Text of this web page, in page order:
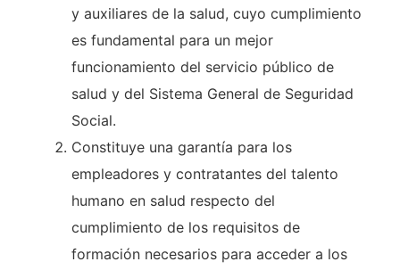
y auxiliares de la salud, cuyo cumplimiento
es fundamental para un mejor
funcionamiento del servicio público de
salud y del Sistema General de Seguridad
Social.
Constituye una garantía para los
empleadores y contratantes del talento
humano en salud respecto del
cumplimiento de los requisitos de
formación necesarios para acceder a los